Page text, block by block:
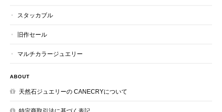
スタッカブル
旧作セール
マルチカラージュエリー
ABOUT
天然石ジュエリーの CANECRYについて
特定商取引法に基づく表記